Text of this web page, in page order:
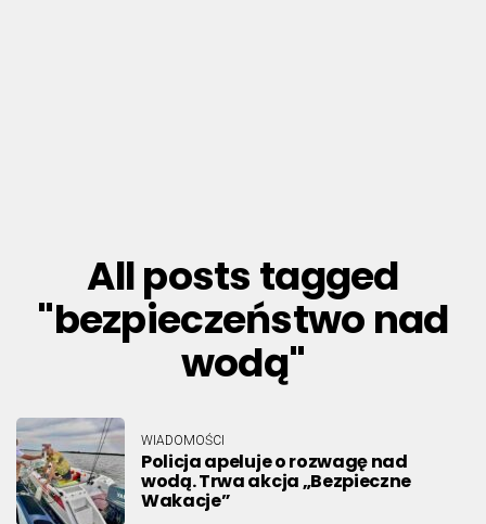
All posts tagged
"bezpieczeństwo nad
wodą"
WIADOMOŚCI
Policja apeluje o rozwagę nad
wodą. Trwa akcja „Bezpieczne
Wakacje”